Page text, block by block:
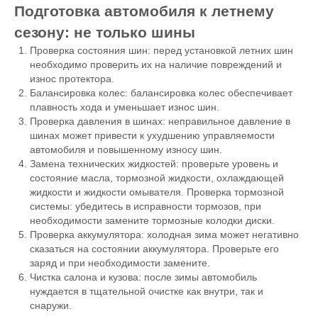
Подготовка автомобиля к летнему
сезону: не только шины
Проверка состояния шин: перед установкой летних шин
необходимо проверить их на наличие повреждений и
износ протектора.
Балансировка колес: балансировка колес обеспечивает
плавность хода и уменьшает износ шин.
Проверка давления в шинах: неправильное давление в
шинах может привести к ухудшению управляемости
автомобиля и повышенному износу шин.
Замена технических жидкостей: проверьте уровень и
состояние масла, тормозной жидкости, охлаждающей
жидкости и жидкости омывателя. Проверка тормозной
системы: убедитесь в исправности тормозов, при
необходимости замените тормозные колодки диски.
Проверка аккумулятора: холодная зима может негативно
сказаться на состоянии аккумулятора. Проверьте его
заряд и при необходимости замените.
Чистка салона и кузова: после зимы автомобиль
нуждается в тщательной очистке как внутри, так и
снаружи.